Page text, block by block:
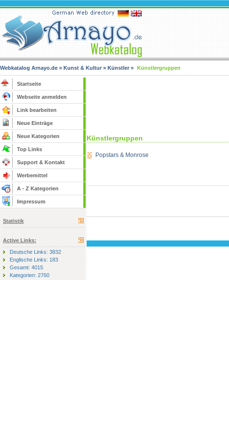
Webkatalog Arnayo.de » Kunst & Kultur » Künstler » Künstlergruppen
Startseite
Webseite anmelden
Link bearbeiten
Neue Einträge
Neue Kategorien
Top Links
Support & Kontakt
Werbemittel
A - Z Kategorien
Impressum
Statistik
Active Links:
Deutsche Links: 3832
Englische Links: 183
Gesamt: 4015
Kategorien: 2760
Künstlergruppen
Popstars & Monrose